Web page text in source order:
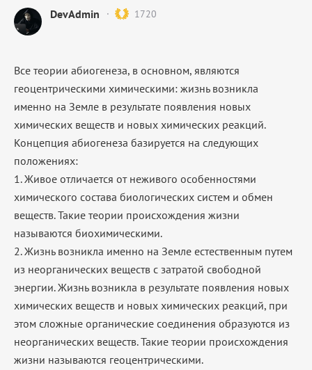
DevAdmin 1720
Все теории абиогенеза, в основном, являются
геоцентрическими химическими: жизнь возникла
именно на Земле в результате появления новых
химических веществ и новых химических реакций.
Концепция абиогенеза базируется на следующих
положениях:
1. Живое отличается от неживого особенностями
химического состава биологических систем и обмен
веществ. Такие теории происхождения жизни
называются биохимическими.
2. Жизнь возникла именно на Земле естественным путем
из неорганических веществ с затратой свободной
энергии. Жизнь возникла в результате появления новых
химических веществ и новых химических реакций, при
этом сложные органические соединения образуются из
неорганических веществ. Такие теории происхождения
жизни называются геоцентрическими.